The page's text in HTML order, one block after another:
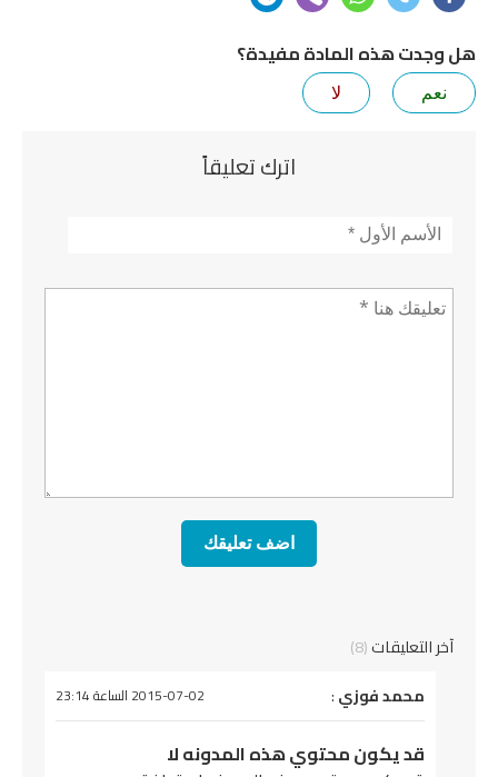
هل وجدت هذه المادة مفيدة؟
نعم لا
اترك تعليقاً
الأسم*
تعليق *
آخر التعليقات(8)
يقول
محمد فوزي: 2015-07-02 الساعة 23:14
قد يكون محتوي هذه المدونه لا